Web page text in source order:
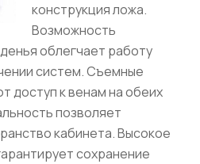
конструкция ложа.
Возможность
облегчает работу
систем. Съемные
доступ к венам на обеих
позволяет
кабинета. Высокое
сохранение